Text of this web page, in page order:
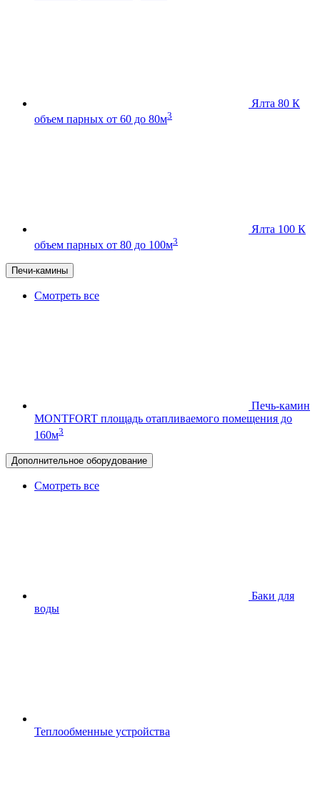
Ялта 80 К
объем парных от 60 до 80м3
Ялта 100 К
объем парных от 80 до 100м3
Печи-камины
Смотреть все
Печь-камин
MONTFORT площадь отапливаемого помещения до
160м3
Дополнительное оборудование
Смотреть все
Баки для
воды
Теплообменные устройства